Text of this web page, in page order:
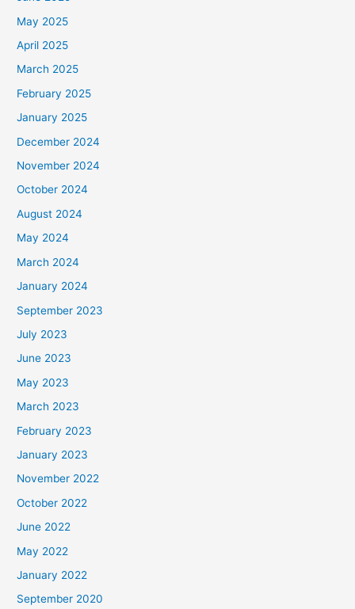
May 2025
April 2025
March 2025
February 2025
January 2025
December 2024
November 2024
October 2024
August 2024
May 2024
March 2024
January 2024
September 2023
July 2023
June 2023
May 2023
March 2023
February 2023
January 2023
November 2022
October 2022
June 2022
May 2022
January 2022
September 2020